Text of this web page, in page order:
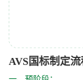
AVS国标制定流